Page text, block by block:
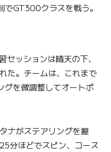
GT300クラスを戦う。
ッションは晴天の下、
た。チームは、これまで
を微調整してオートポ
ナがステアリングを握
分ほどでスピン、コース